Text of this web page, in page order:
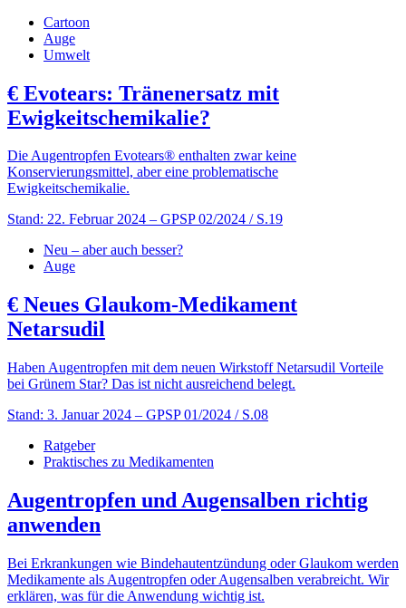
Cartoon
Auge
Umwelt
€ Evotears: Tränenersatz mit
Ewigkeitschemikalie?
Die Augentropfen Evotears® enthalten zwar keine
Konservierungsmittel, aber eine problematische
Ewigkeitschemikalie.
Stand: 22. Februar 2024 – GPSP 02/2024 / S.19
Neu – aber auch besser?
Auge
€ Neues Glaukom-Medikament
Netarsudil
Haben Augentropfen mit dem neuen Wirkstoff Netarsudil Vorteile
bei Grünem Star? Das ist nicht ausreichend belegt.
Stand: 3. Januar 2024 – GPSP 01/2024 / S.08
Ratgeber
Praktisches zu Medikamenten
Augentropfen und Augensalben richtig
anwenden
Bei Erkrankungen wie Bindehautentzündung oder Glaukom werden
Medikamente als Augentropfen oder Augensalben verabreicht. Wir
erklären, was für die Anwendung wichtig ist.